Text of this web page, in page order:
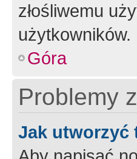
złośliwemu
użytkowników.
Góra
Problemy
Jak utworzyć